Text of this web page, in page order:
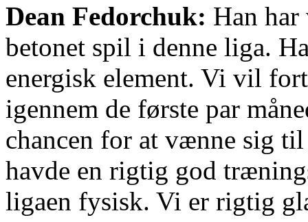
Dean Fedorchuk: Han
betonet spil i denne liga.
energisk element. Vi vil
igennem de første par
chancen for at vænne sig
havde en rigtig god
ligaen fysisk. Vi er rigtig